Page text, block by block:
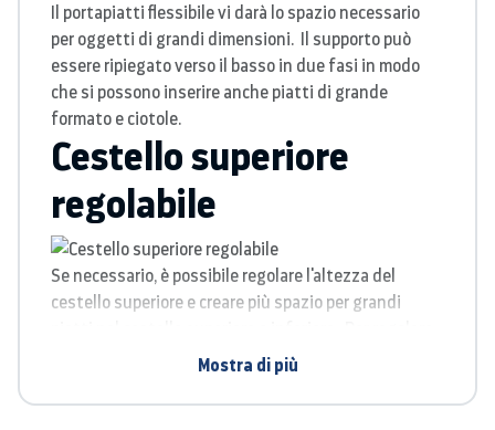
Il portapiatti flessibile vi darà lo spazio necessario
per oggetti di grandi dimensioni. Il supporto può
essere ripiegato verso il basso in due fasi in modo
che si possono inserire anche piatti di grande
formato e ciotole.
Cestello superiore
regolabile
Se necessario, è possibile regolare l'altezza del
cestello superiore e creare più spazio per grandi
il cestello superiore, è sufficiente premere la leva
Risciacquo flessibile
Mostra di più